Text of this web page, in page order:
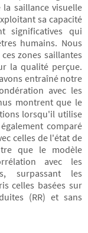
saillance visuelle
sa capacité
significatives qui
humains. Nous
zones saillantes
la qualité perçue.
entraîné notre
avec les
montrent que le
lorsqu'il utilise
comparé
celles de l'état de
que le modèle
avec les
surpassant les
celles basées sur
(RR) et sans